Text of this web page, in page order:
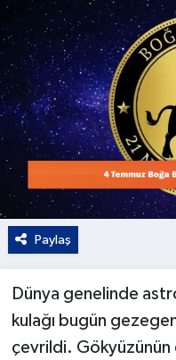
Paylaş
Dünya genelinde
kulağı bugün
çevrildi. Gökyüzünün